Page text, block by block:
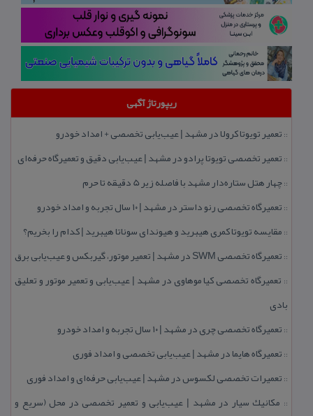
ریپورتاژ آگهی
:: تعمیر تویوتا كرولا در مشهد | عیب‌یابی تخصصی + امداد خودرو
:: تعمیر تخصصی تویوتا پرادو در مشهد | عیب‌یابی دقیق و تعمیرگاه حرفه‌ای
::چهار هتل‌ ستاره‌دار مشهد با فاصله زیر 5 دقیقه تا حرم
:: تعمیرگاه تخصصی رنو داستر در مشهد | ۱۰ سال تجربه و امداد خودرو
:: مقایسه تویوتا كمری هیبرید و هیوندای سوناتا هیبرید | كدام را بخریم؟
:: تعمیرگاه تخصصی SWM در مشهد | تعمیر موتور، گیربكس و عیب‌یابی برق
:: تعمیرگاه تخصصی كیا موهاوی در مشهد | عیب‌یابی و تعمیر موتور و تعلیق
بادی
:: تعمیرگاه تخصصی چری در مشهد | ۱۰ سال تجربه و امداد خودرو
:: تعمیرگاه هایما در مشهد | عیب‌یابی تخصصی و امداد فوری
:: تعمیرات تخصصی لكسوس در مشهد | عیب‌یابی حرفه‌ای و امداد فوری
:: مكانیك سیار در مشهد | عیب‌یابی و تعمیر تخصصی در محل (سریع و